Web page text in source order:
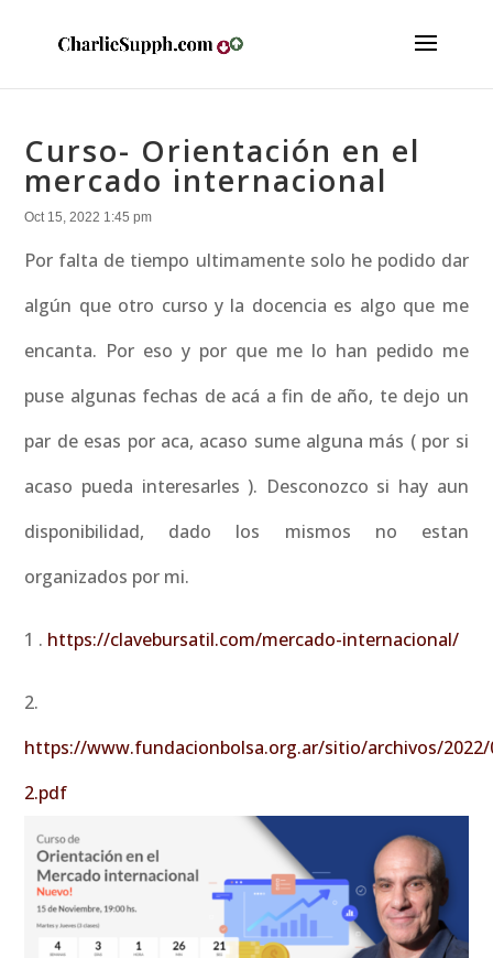
Curso- Orientación en el
mercado internacional
Oct 15, 2022 1:45 pm
Por falta de tiempo ultimamente solo he podido dar
algún que otro curso y la docencia es algo que me
encanta. Por eso y por que me lo han pedido me
puse algunas fechas de acá a fin de año, te dejo un
par de esas por aca, acaso sume alguna más ( por si
acaso pueda interesarles ). Desconozco si hay aun
disponibilidad, dado los mismos no estan
organizados por mi.
1 . https://clavebursatil.com/mercado-internacional/
2.
https://www.fundacionbolsa.org.ar/sitio/archivos/2022/
2.pdf